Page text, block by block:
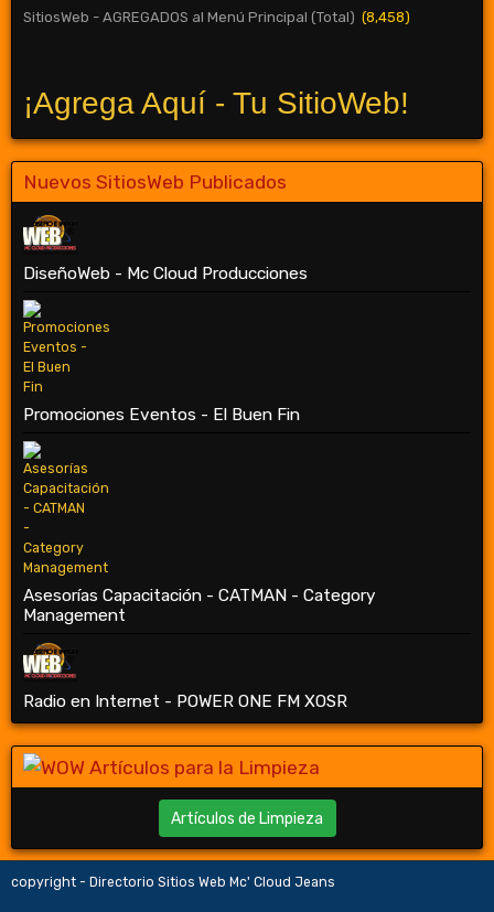
SitiosWeb - AGREGADOS al Menú Principal (Total) (8,458)
¡Agrega Aquí - Tu SitioWeb!
Nuevos SitiosWeb Publicados
DiseñoWeb - Mc Cloud Producciones
Promociones Eventos - El Buen Fin
Asesorías Capacitación - CATMAN - Category
Management
Radio en Internet - POWER ONE FM XOSR
Artículos de Limpieza
copyright - Directorio Sitios Web Mc' Cloud Jeans